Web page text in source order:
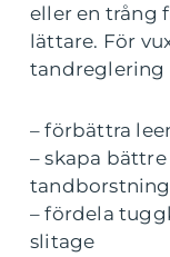
eller en trång
lättare. För
tandreglering
– förbättra
– skapa
– fördela
slitage